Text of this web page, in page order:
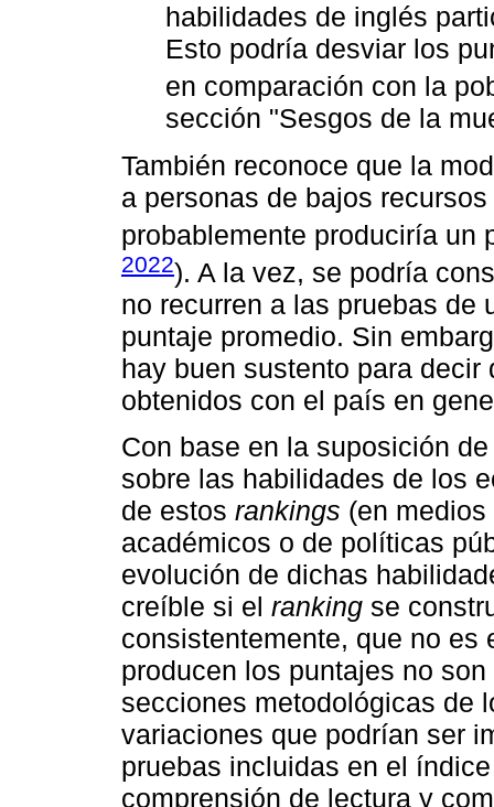
habilidades de inglés
Esto podría desviar los
en comparación con la
sección "Sesgos de la
También reconoce que la
a personas de bajos
probablemente produciría un
2022). A la vez, se podría
no recurren a las pruebas de
puntaje promedio. Sin
hay buen sustento para
obtenidos con el país en
Con base en la suposición
sobre las habilidades de los
de estos rankings (en
académicos o de políticas
evolución de dichas
creíble si el ranking se
consistentemente, que no es
producen los puntajes no
secciones metodológicas de
variaciones que podrían ser
pruebas incluidas en el
comprensión de lectura y